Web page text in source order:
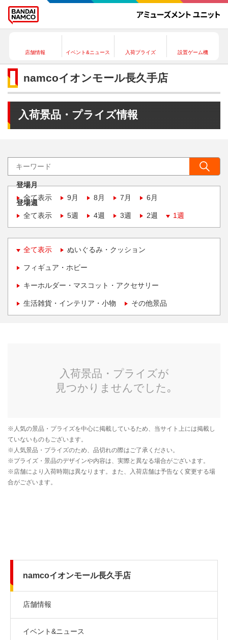
店舗情報 イベント&ニュース 入荷プライズ 設置ゲーム機
namcoイオンモール長久手店
入荷景品・プライズ情報
登場月
全て表示
9月 8月 7月 6月
登場週
全て表示
5週 4週 3週 2週 1週
全て表示 ぬいぐるみ・クッション
フィギュア・ホビー
キーホルダー・マスコット・アクセサリー
生活雑貨・インテリア・小物 その他景品
namcoイオンモール長久手店
店舗情報
イベント&ニュース